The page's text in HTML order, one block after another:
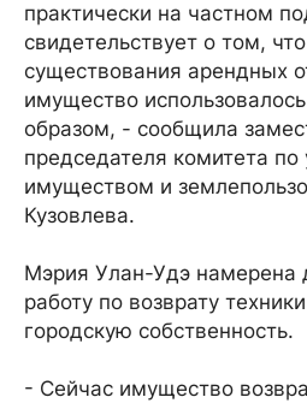
практически на частном
свидетельствует о том,
существования арендных
имущество
образом, - сообщила
председателя комитета
имуществом и
Кузовлева.
Мэрия Улан-Удэ намерена
работу по возврату
городскую собственность.
- Сейчас имущество